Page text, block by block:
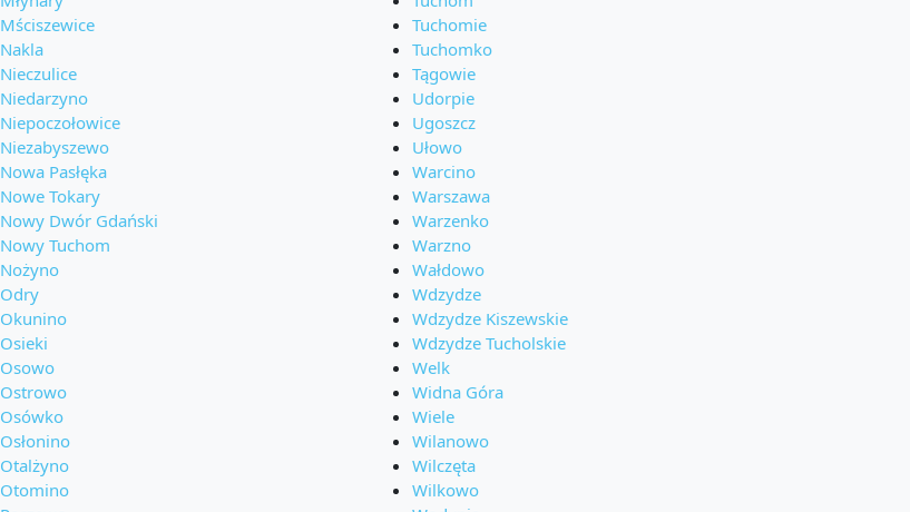
Mściszewice
Nakla
Nieczulice
Niedarzyno
Niepoczołowice
Niezabyszewo
Nowa Pasłęka
Nowe Tokary
Nowy Dwór Gdański
Nowy Tuchom
Nożyno
Odry
Okunino
Osieki
Osowo
Ostrowo
Osówko
Osłonino
Otalżyno
Otomino
Tuchomie
Tuchomko
Tągowie
Udorpie
Ugoszcz
Ułowo
Warcino
Warszawa
Warzenko
Warzno
Wałdowo
Wdzydze
Wdzydze Kiszewskie
Wdzydze Tucholskie
Welk
Widna Góra
Wiele
Wilanowo
Wilczęta
Wilkowo